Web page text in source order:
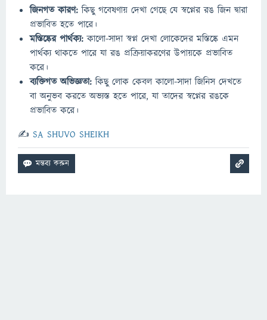
জিনগত কারণ: কিছু গবেষণায় দেখা গেছে যে স্বপ্নের রঙ জিন দ্বারা
প্রভাবিত হতে পারে।
মস্তিষ্কের পার্থক্য: কালো-সাদা স্বপ্ন দেখা লোকেদের মস্তিষ্কে এমন
পার্থক্য থাকতে পারে যা রঙ প্রক্রিয়াকরণের উপায়কে প্রভাবিত
করে।
ব্যক্তিগত অভিজ্ঞতা: কিছু লোক কেবল কালো-সাদা জিনিস দেখতে
বা অনুভব করতে অভ্যস্ত হতে পারে, যা তাদের স্বপ্নের রঙকে
প্রভাবিত করে।
✍️ SA SHUVO SHEIKH